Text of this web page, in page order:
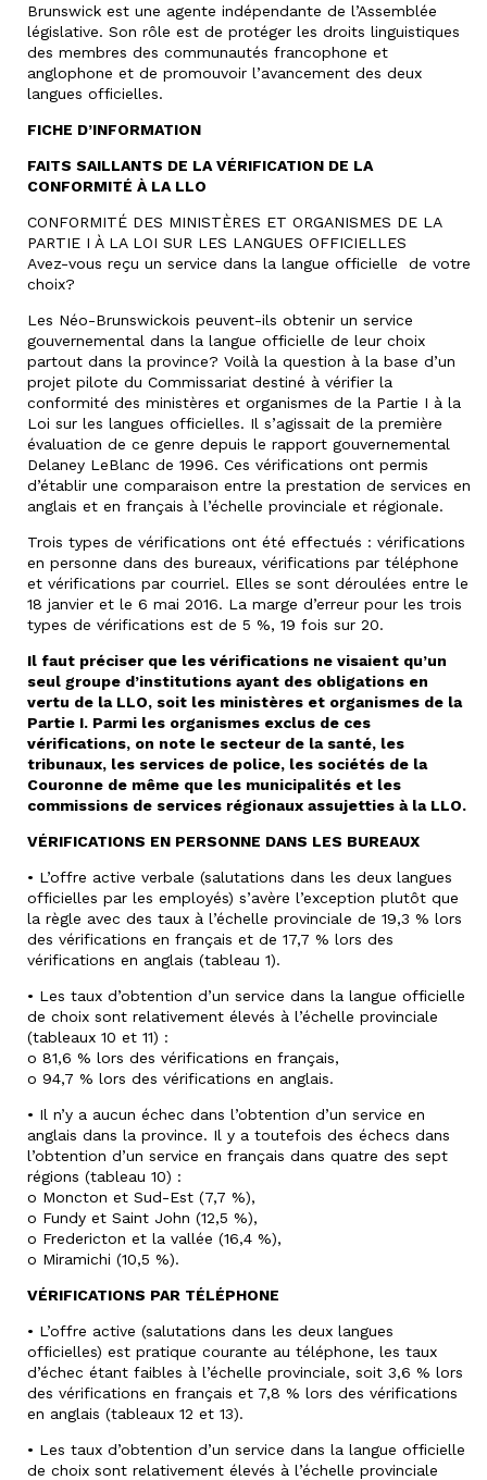
Brunswick est une agente indépendante de l’Assemblée
législative. Son rôle est de protéger les droits linguistiques
des membres des communautés francophone et
anglophone et de promouvoir l’avancement des deux
langues officielles.
FICHE D’INFORMATION
FAITS SAILLANTS DE LA VÉRIFICATION DE LA
CONFORMITÉ À LA LLO
CONFORMITÉ DES MINISTÈRES ET ORGANISMES DE LA
PARTIE I À LA LOI SUR LES LANGUES OFFICIELLES
Avez-vous reçu un service dans la langue officielle de votre
choix?
Les Néo-Brunswickois peuvent-ils obtenir un service
gouvernemental dans la langue officielle de leur choix
partout dans la province? Voilà la question à la base d’un
projet pilote du Commissariat destiné à vérifier la
conformité des ministères et organismes de la Partie I à la
Loi sur les langues officielles. Il s’agissait de la première
évaluation de ce genre depuis le rapport gouvernemental
Delaney LeBlanc de 1996. Ces vérifications ont permis
d’établir une comparaison entre la prestation de services en
anglais et en français à l’échelle provinciale et régionale.
Trois types de vérifications ont été effectués : vérifications
en personne dans des bureaux, vérifications par téléphone
et vérifications par courriel. Elles se sont déroulées entre le
18 janvier et le 6 mai 2016. La marge d’erreur pour les trois
types de vérifications est de 5 %, 19 fois sur 20.
Il faut préciser que les vérifications ne visaient qu’un
seul groupe d’institutions ayant des obligations en
vertu de la LLO, soit les ministères et organismes de la
Partie I. Parmi les organismes exclus de ces
vérifications, on note le secteur de la santé, les
tribunaux, les services de police, les sociétés de la
Couronne de même que les municipalités et les
commissions de services régionaux assujetties à la LLO.
VÉRIFICATIONS EN PERSONNE DANS LES BUREAUX
• L’offre active verbale (salutations dans les deux langues
officielles par les employés) s’avère l’exception plutôt que
la règle avec des taux à l’échelle provinciale de 19,3 % lors
des vérifications en français et de 17,7 % lors des
vérifications en anglais (tableau 1).
• Les taux d’obtention d’un service dans la langue officielle
de choix sont relativement élevés à l’échelle provinciale
(tableaux 10 et 11) :
o 81,6 % lors des vérifications en français,
o 94,7 % lors des vérifications en anglais.
• Il n’y a aucun échec dans l’obtention d’un service en
anglais dans la province. Il y a toutefois des échecs dans
l’obtention d’un service en français dans quatre des sept
régions (tableau 10) :
o Moncton et Sud-Est (7,7 %),
o Fundy et Saint John (12,5 %),
o Fredericton et la vallée (16,4 %),
o Miramichi (10,5 %).
VÉRIFICATIONS PAR TÉLÉPHONE
• L’offre active (salutations dans les deux langues
officielles) est pratique courante au téléphone, les taux
d’échec étant faibles à l’échelle provinciale, soit 3,6 % lors
des vérifications en français et 7,8 % lors des vérifications
en anglais (tableaux 12 et 13).
• Les taux d’obtention d’un service dans la langue officielle
de choix sont relativement élevés à l’échelle provinciale